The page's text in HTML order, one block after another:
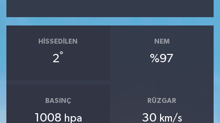
HISSEDILEN
2°
NEM
%97
BASINÇ
1008 hpa
RÜZGAR
30 km/s